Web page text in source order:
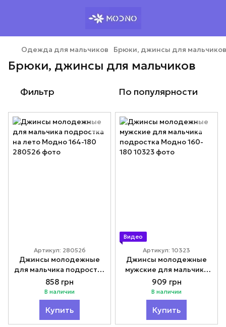
Одежда для мальчиков Брюки, джинсы для мальчиков
Брюки, джинсы для мальчиков
Фильтр По популярности
Артикул: 280526
Джинсы молодежные
для мальчика подростка
на лето Модно 164-180
858 грн
В наличии
Купить
Видео
Артикул: 10323
Джинсы молодежные
мужские для мальчика
подростка Модно 160-
180
909 грн
В наличии
Купить